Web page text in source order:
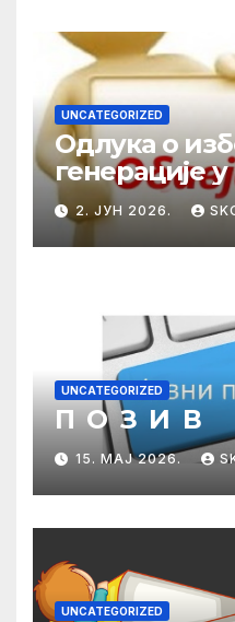
UNCATEGORIZED
Одлука о
генерације
2025/2026.
2. ЈУН 2026.
UNCATEGORIZED
П О З И В
15. МАЈ 2026.
UNCATEGORIZED